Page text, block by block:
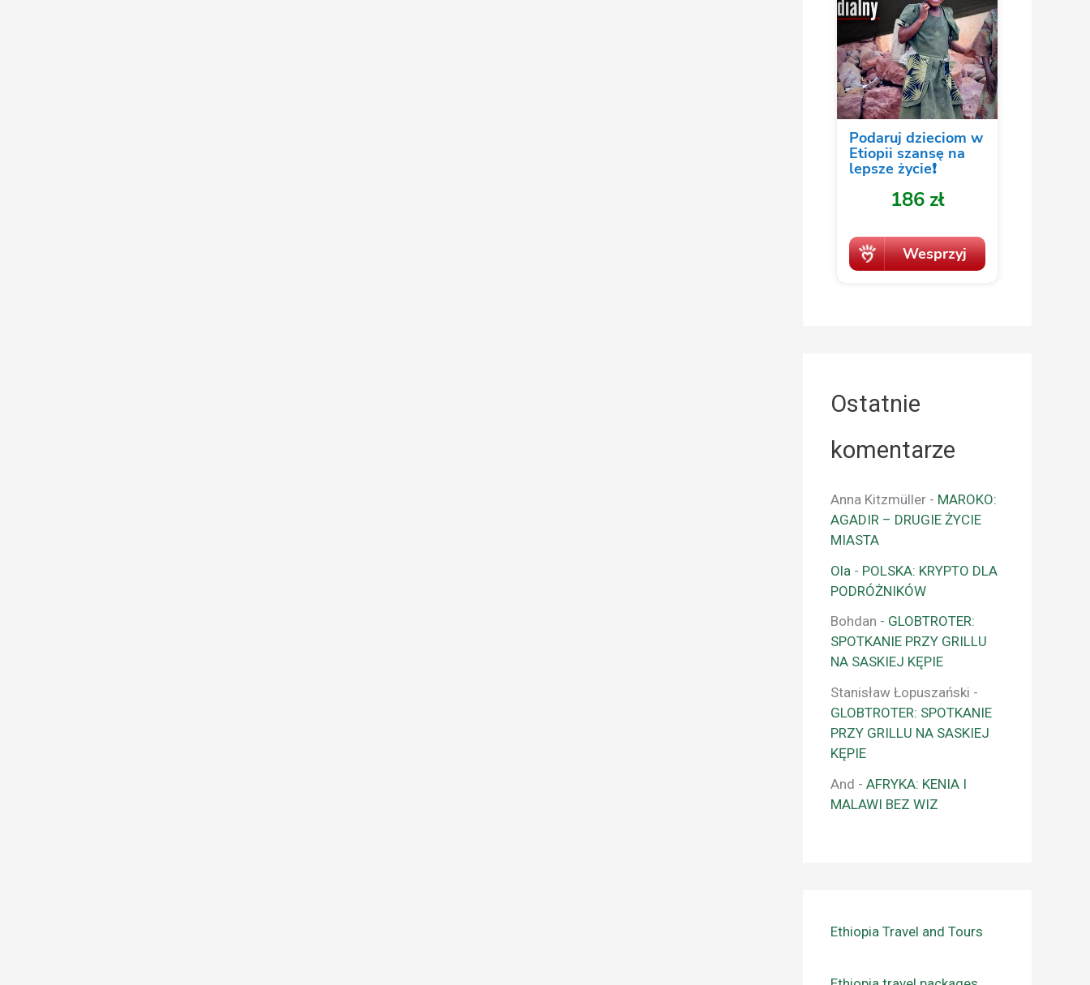
Ostatnie
komentarze
Anna Kitzmüller - MAROKO:
AGADIR – DRUGIE ŻYCIE
MIASTA
Ola - POLSKA: KRYPTO DLA
PODRÓŻNIKÓW
Bohdan - GLOBTROTER:
SPOTKANIE PRZY GRILLU
NA SASKIEJ KĘPIE
Stanisław Łopuszański -
GLOBTROTER: SPOTKANIE
PRZY GRILLU NA SASKIEJ
KĘPIE
And - AFRYKA: KENIA I
MALAWI BEZ WIZ
Ethiopia Travel and Tours